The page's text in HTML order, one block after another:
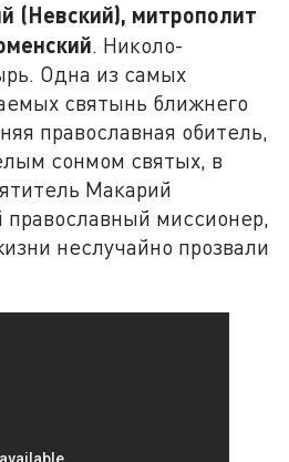
(Невский), митрополит
. Николо-
Одна из самых
святынь ближнего
православная обитель,
сонмом святых, в
Макарий
миссионер,
неслучайно прозвали